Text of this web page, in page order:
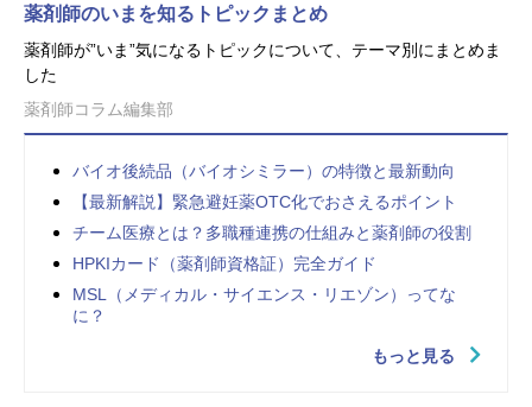
薬剤師のいまを知るトピックまとめ
薬剤師が”いま”気になるトピックについて、テーマ別にまとめま
した
薬剤師コラム編集部
バイオ後続品（バイオシミラー）の特徴と最新動向
【最新解説】緊急避妊薬OTC化でおさえるポイント
チーム医療とは？多職種連携の仕組みと薬剤師の役割
HPKIカード（薬剤師資格証）完全ガイド
MSL（メディカル・サイエンス・リエゾン）ってな
に？
もっと見る